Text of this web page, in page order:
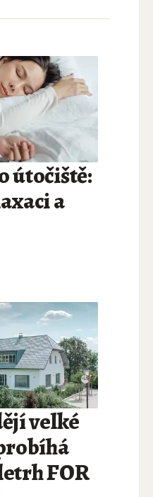
útočiště:
a
velké
FOR